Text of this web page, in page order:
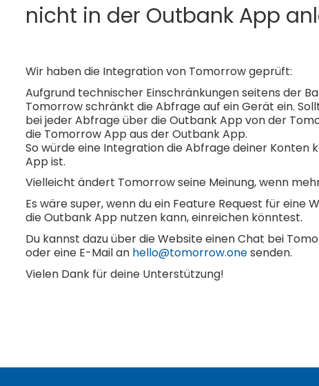
nicht in der Outbank App
Wir haben die Integration von Tomorrow geprüft:
Aufgrund technischer Einschränkungen seitens der
Tomorrow schränkt die Abfrage auf ein Gerät ein.
bei jeder Abfrage über die Outbank App von der
die Tomorrow App aus der Outbank App.
So würde eine Integration die Abfrage deiner Konten
App ist.
Vielleicht ändert Tomorrow seine Meinung, wenn
Es wäre super, wenn du ein Feature Request für
die Outbank App nutzen kann, einreichen könntest.
Du kannst dazu über die Website einen Chat bei
oder eine E-Mail an hello@tomorrow.onesenden.
Vielen Dank für deine Unterstützung!